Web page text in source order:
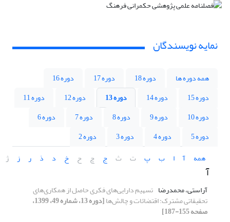
نمایه نویسندگان
همه دوره ها دوره 18 دوره 17
دوره 16
دوره 15
دوره 14 دوره 13 دوره 12
دوره 11
دوره 10
دوره 9 دوره 8 دوره 7
دوره 6
دوره 5
دوره 4 دوره 3
دوره 2
همه
آ ا ب پ ت ث ج چ ح خ د ذ ر ز ژ
آ
آراستی، محمدرضا تسهیم دارایی‌های فکری حاصل از همکاری‌های
تحقیقاتی مشترک: اقتضائات و چالش‌ها [دوره 13، شماره 49، 1399،
صفحه 155-187]